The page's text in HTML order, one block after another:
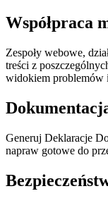
Współpraca
Zespoły webowe,
treści z
widokiem problemów
Generuj Deklaracje
napraw gotowe do